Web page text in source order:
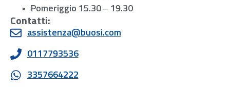
Pomeriggio 15.30 – 19.30
Contatti:
assistenza@buosi.com
0117793536
3357664222